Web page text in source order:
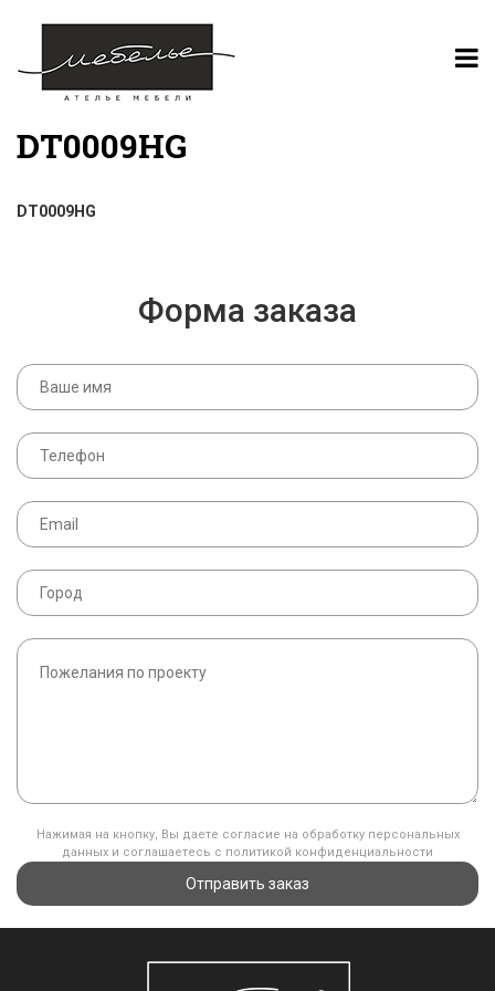
DT0009HG
DT0009HG
Форма заказа
Нажимая на кнопку, Вы даете согласие на обработку персональных
данных и соглашаетесь с политикой конфиденциальности
Отправить заказ